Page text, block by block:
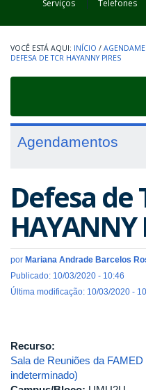
Serviços Telefones
INÍCIO /
DEFESA DE TCR HAYANNY PIRES
Agendamentos
Defesa de
HAYANNY
por Mariana Andrade Barcelos
Publicado: 10/03/2020 - 10:46
Última modificação: 10/03/2020 -
Recurso:
Sala de Reuniões da
indeterminado)